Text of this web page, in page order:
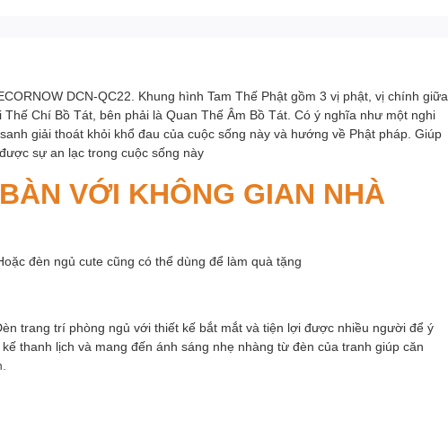
DCN-QC22. Khung hình Tam Thế Phật gồm 3 vị phật, vị chính giữa
Chí Bồ Tát, bên phải là Quan Thế Âm Bồ Tát. Có ý nghĩa như một nghi
giải thoát khỏi khổ đau của cuộc sống này và hướng về Phật pháp. Giúp
sự an lạc trong cuộc sống này
VỚI KHÔNG GIAN NHÀ
đèn ngủ cute cũng có thể dùng để làm quà tặng
trang trí phòng ngủ với thiết kế bắt mắt và tiện lợi được nhiều người để ý
thanh lịch và mang đến ánh sáng nhẹ nhàng từ đèn của tranh giúp căn